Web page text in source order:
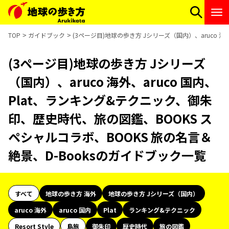
TOP ガイドブック (3ページ目)地球の歩き方 Jシリーズ（国内）、aruco
(3ページ目)地球の歩き方 Jシリーズ
（国内）、aruco 海外、aruco 国内、
Plat、ランキング&テクニック、御朱
印、歴史時代、旅の図鑑、BOOKS ス
ペシャルコラボ、BOOKS 旅の名言＆
絶景、D-Booksのガイドブック一覧
すべて 地球の歩き方 海外
地球の歩き方 Jシリーズ（国内）
aruco 海外
aruco 国内 Plat
ランキング&テクニック
Resort Style
島旅 御朱印 歴史時代 旅の図鑑